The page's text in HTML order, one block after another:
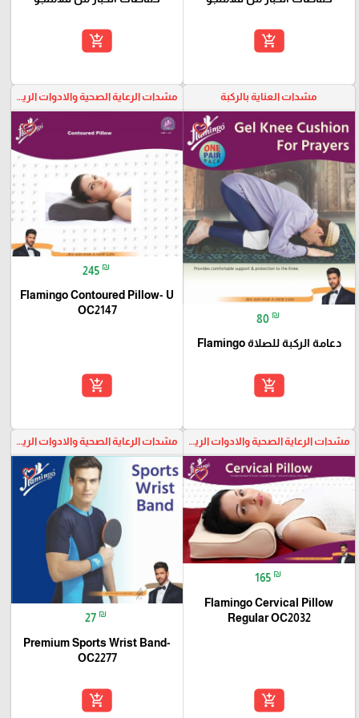
add_shopping_cart
add_shopping_cart
مشدات العناية بالركبة
favorite_border
80 ₪
دعامة الركبة للصلاة Flamingo
add_shopping_cart
مشدات الرعاية الصحية والادوات الرياضية
favorite_border
245 ₪
Flamingo Contoured Pillow- U
OC2147
add_shopping_cart
مشدات الرعاية الصحية والادوات الرياضية
favorite_border
165 ₪
Flamingo Cervical Pillow
Regular OC2032
add_shopping_cart
مشدات الرعاية الصحية والادوات الرياضية
favorite_border
27 ₪
Premium Sports Wrist Band-
OC2277
add_shopping_cart